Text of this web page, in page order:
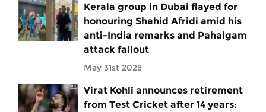
Kerala group in Dubai flayed for
honouring Shahid Afridi amid his
anti-India remarks and Pahalgam
attack fallout
May 31st 2025
Virat Kohli announces retirement
from Test Cricket after 14 years: